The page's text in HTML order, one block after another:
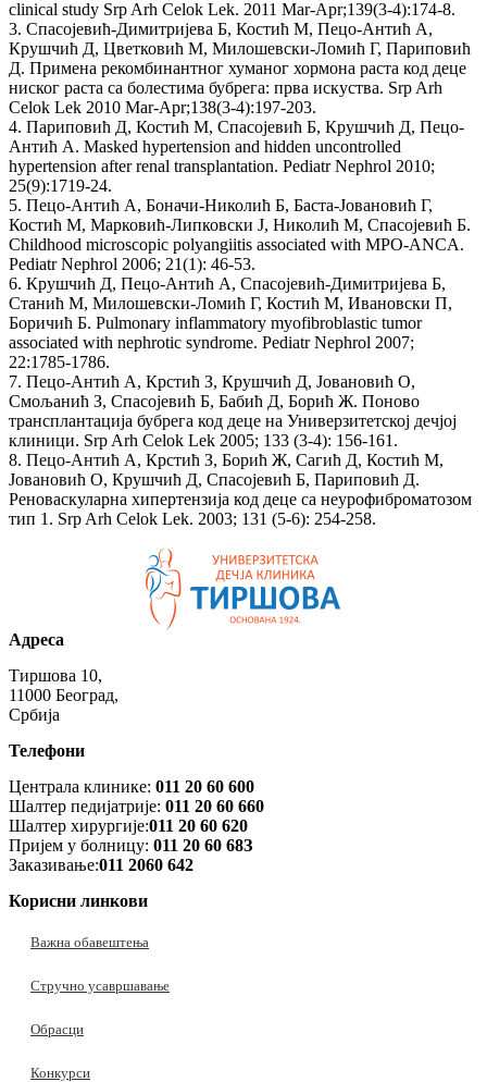
clinical study Srp Arh Celok Lek. 2011 Mar-Apr;139(3-4):174-8.
3. Спасојевић-Димитријева Б, Костић М, Пецо-Антић А,
Крушчић Д, Цветковић М, Милошевски-Ломић Г, Париповић
Д. Примена рекомбинантног хуманог хормона раста код деце
ниског раста са болестима бубрега: прва искуства. Srp Arh
Celok Lek 2010 Mar-Apr;138(3-4):197-203.
4. Париповић Д, Костић М, Спасојевић Б, Крушчић Д, Пецо-
Антић А. Masked hypertension and hidden uncontrolled
hypertension after renal transplantation. Pediatr Nephrol 2010;
25(9):1719-24.
5. Пецо-Антић А, Боначи-Николић Б, Баста-Јовановић Г,
Костић М, Марковић-Липковски Ј, Николић М, Спасојевић Б.
Childhood microscopic polyangiitis associated with MPO-ANCA.
Pediatr Nephrol 2006; 21(1): 46-53.
6. Крушчић Д, Пецо-Антић А, Спасојевић-Димитријева Б,
Станић М, Милошевски-Ломић Г, Костић М, Ивановски П,
Боричић Б. Pulmonary inflammatory myofibroblastic tumor
associated with nephrotic syndrome. Pediatr Nephrol 2007;
22:1785-1786.
7. Пецо-Антић А, Крстић З, Крушчић Д, Јовановић О,
Смољанић З, Спасојевић Б, Бабић Д, Борић Ж. Поново
трансплантација бубрега код деце на Универзитетској дечјој
клиници. Srp Arh Celok Lek 2005; 133 (3-4): 156-161.
8. Пецо-Антић А, Крстић З, Борић Ж, Сагић Д, Костић М,
Јовановић О, Крушчић Д, Спасојевић Б, Париповић Д.
Реноваскуларна хипертензија код деце са неурофиброматозом
тип 1. Srp Arh Celok Lek. 2003; 131 (5-6): 254-258.
Адреса
Тиршова 10,
11000 Београд,
Србија
Телефони
Централа клинике: 011 20 60 600
Шалтер педијатрије: 011 20 60 660
Шалтер хирургије:011 20 60 620
Пријем у болницу: 011 20 60 68З
Заказивање:011 2060 642
Корисни линкови
Важна обавештења
Стручно усавршавање
Обрасци
Конкурси